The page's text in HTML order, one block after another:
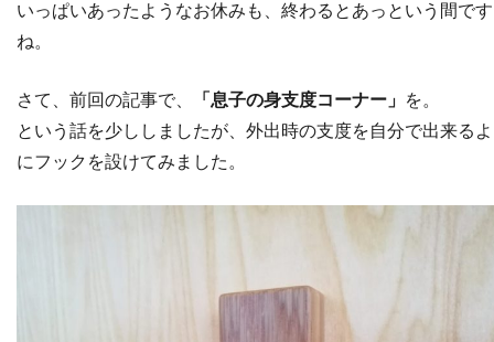
いっぱいあったようなお休みも、終わるとあっという間です
ね。
さて、前回の記事で、 「息子の身支度コーナー」 を。
という話を少ししましたが、外出時の支度を自分で出来る
にフックを設けてみました。